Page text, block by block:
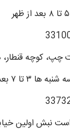
کوچه قنطار،
۷ بعد از ظهر
نبش اولین